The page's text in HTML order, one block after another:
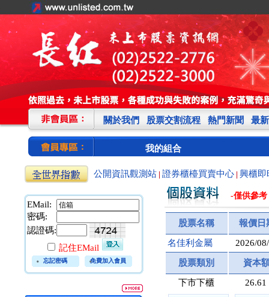
關於我們 股票交割流程 熱門新聞 最
我的組合
公開資訊觀測站 證券櫃檯買賣中心 興櫃即
EMail:
密碼:
認證碼:
記住EMail
忘記密碼 免費加入會員
-僅供參考
股票名稱 報價日
名佳利金屬 2026/
股票類別 資本
下市下櫃 26.61